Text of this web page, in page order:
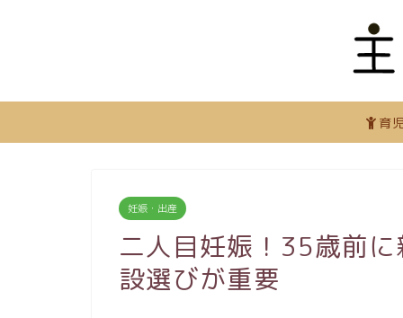
育
妊娠・出産
二人目妊娠！35歳前
設選びが重要